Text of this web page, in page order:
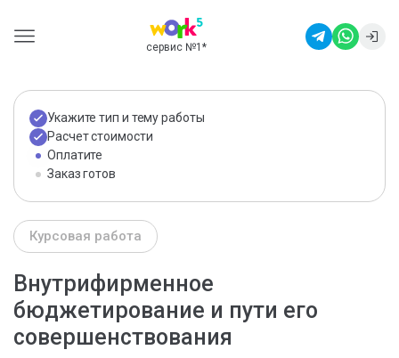
сервис №1 *
Укажите тип и тему работы
Расчет стоимости
Оплатите
Заказ готов
Курсовая работа
Внутрифирменное
бюджетирование и пути его
совершенствования